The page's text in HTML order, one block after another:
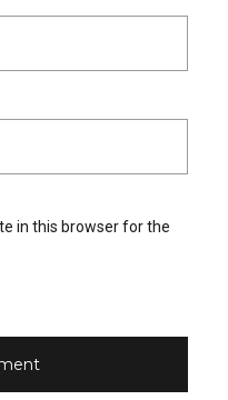
in this browser for the